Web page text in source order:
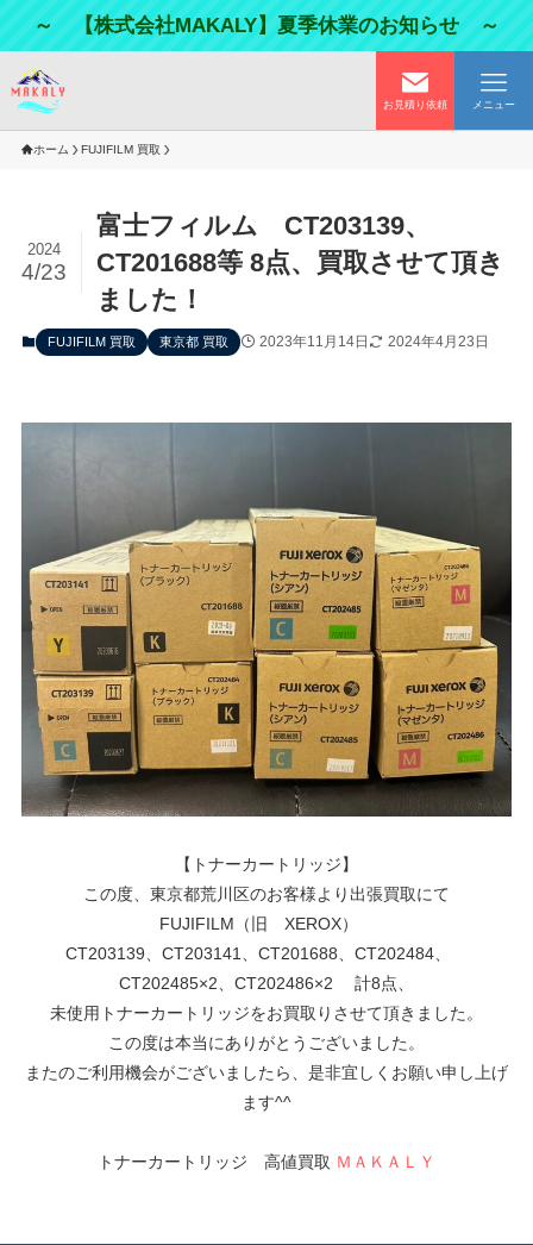
～ 【株式会社MAKALY】夏季休業のお知らせ ～
お見積り依頼 メニュー
ホーム FUJIFILM 買取
富士フィルム CT203139、
CT201688等 8点、買取させて頂き
ました！
2024
4/23
FUJIFILM 買取 東京都 買取 2023年11月14日 2024年4月23日
【トナーカートリッジ】
この度、東京都荒川区のお客様より出張買取にて
FUJIFILM（旧 XEROX）
CT203139、CT203141、CT201688、CT202484、
CT202485×2、CT202486×2 計8点、
未使用トナーカートリッジをお買取りさせて頂きました。
この度は本当にありがとうございました。
またのご利用機会がございましたら、是非宜しくお願い申し上げ
ます^^
トナーカートリッジ 高値買取 ＭＡＫＡＬＹ